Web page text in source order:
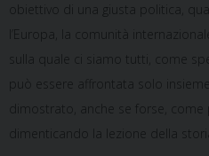
obiettivo di una giusta politica,
l’Europa, la comunità
sulla quale ci siamo tutti, come
può essere affrontata solo
dimostrato, anche se forse, come
dimenticando la lezione della